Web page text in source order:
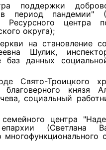
поддержки
в период пандемии"
Ресурсного центра
округа);
на становление
Шулик,
баз данных
Свято-Троицкого
князя
социальный
центра
(Светлана